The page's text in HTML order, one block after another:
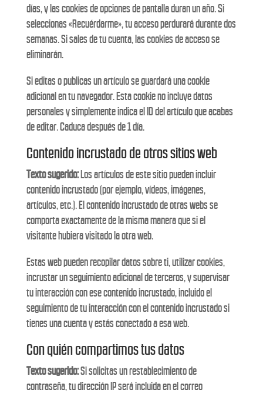
días, y las cookies de opciones de pantalla duran un año. Si
seleccionas «Recuérdarme», tu acceso perdurará durante dos
semanas. Si sales de tu cuenta, las cookies de acceso se
eliminarán.
Si editas o publicas un artículo se guardará una cookie
adicional en tu navegador. Esta cookie no incluye datos
personales y simplemente indica el ID del artículo que acabas
de editar. Caduca después de 1 día.
Contenido incrustado de otros sitios web
Texto sugerido:Los artículos de este sitio pueden incluir
contenido incrustado (por ejemplo, vídeos, imágenes,
artículos, etc.). El contenido incrustado de otras webs se
comporta exactamente de la misma manera que si el
visitante hubiera visitado la otra web.
Estas web pueden recopilar datos sobre ti, utilizar cookies,
incrustar un seguimiento adicional de terceros, y supervisar
tu interacción con ese contenido incrustado, incluido el
seguimiento de tu interacción con el contenido incrustado si
tienes una cuenta y estás conectado a esa web.
Con quién compartimos tus datos
Texto sugerido:Si solicitas un restablecimiento de
contraseña, tu dirección IP será incluida en el correo